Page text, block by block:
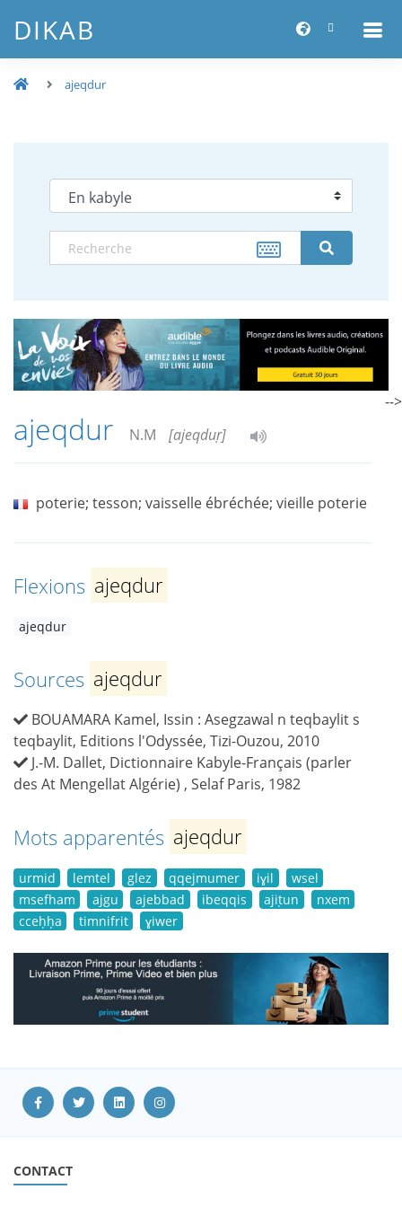
DIKAB
ajeqdur
ajeqdur N.M [ajeqduṛ]
poterie; tesson; vaisselle ébréchée; vieille poterie
Flexions ajeqdur
ajeqdur
Sources ajeqdur
BOUAMARA Kamel, Issin : Asegzawal n teqbaylit s
teqbaylit, Editions l'Odyssée, Tizi-Ouzou, 2010
J.-M. Dallet, Dictionnaire Kabyle-Français (parler
des At Mengellat Algérie) , Selaf Paris, 1982
Mots apparentés ajeqdur
urmid lemtel glez qqejmumer iɣil
wsel
msefham
ajgu ajebbad ibeqqis ajiṭun
nxem
cceḥḥa
timnifrit ɣiwer
-->
CONTACT